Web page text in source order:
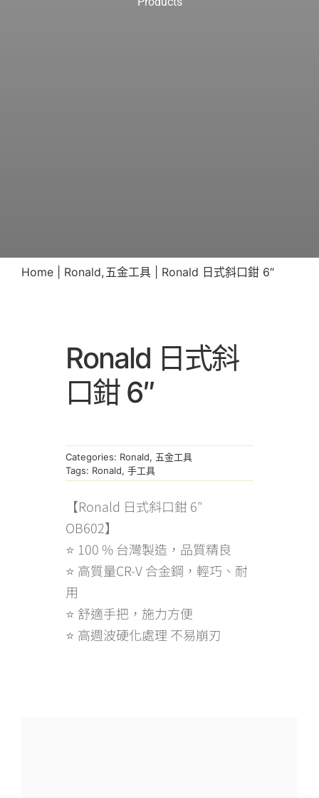
Home Ronald 五金工具 Ronald 日式斜口鉗 6″
Ronald 日式斜
口鉗 6″
Categories: Ronald, 五金工具
Tags: Ronald,手工具
【Ronald 日式斜口鉗 6″
OB602】
⭐ 100 % 台灣製造，品質精良
⭐ 高質量CR-V 合金鋼，輕巧、耐
用
⭐ 舒適手把，施力方便
⭐ 高週波硬化處理 不易崩刃